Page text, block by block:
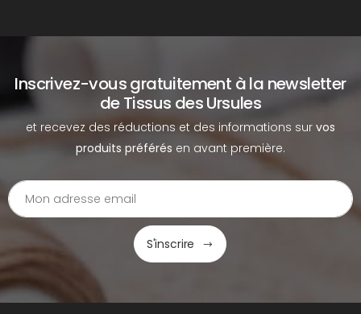
Inscrivez-vous gratuitement à la newsletter
de Tissus des Ursules
et recevez des réductions et des informations sur vos
produits préférés en avant première.
S'inscrire